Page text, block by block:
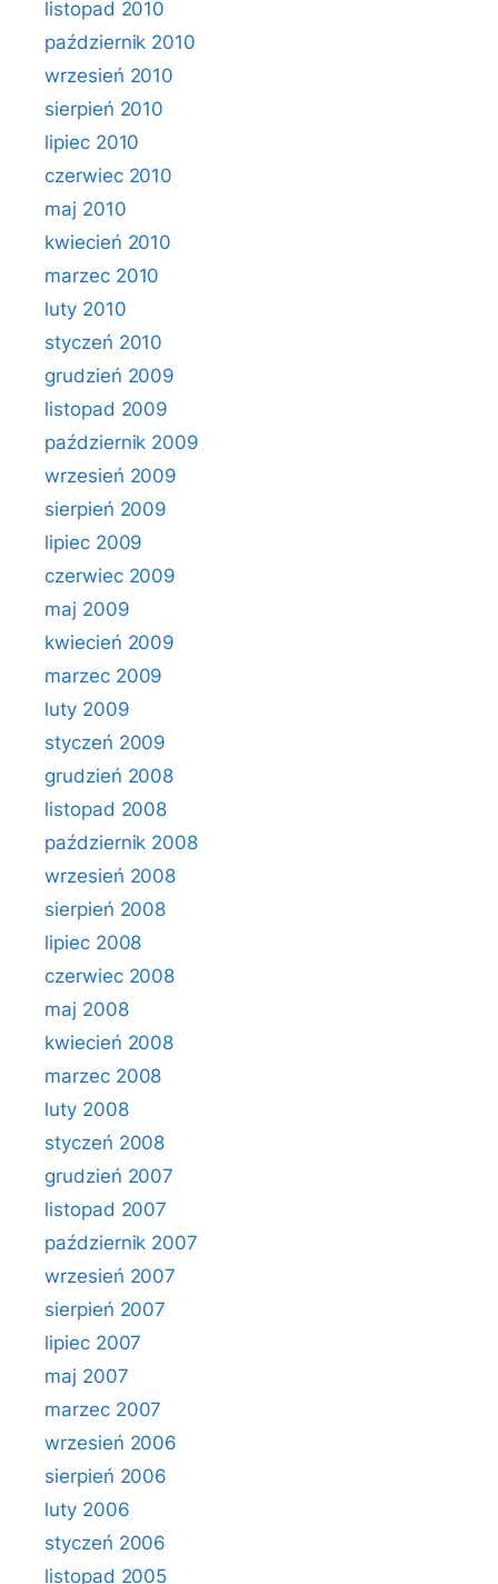
listopad 2010
październik 2010
wrzesień 2010
sierpień 2010
lipiec 2010
czerwiec 2010
maj 2010
kwiecień 2010
marzec 2010
luty 2010
styczeń 2010
grudzień 2009
listopad 2009
październik 2009
wrzesień 2009
sierpień 2009
lipiec 2009
czerwiec 2009
maj 2009
kwiecień 2009
marzec 2009
luty 2009
styczeń 2009
grudzień 2008
listopad 2008
październik 2008
wrzesień 2008
sierpień 2008
lipiec 2008
czerwiec 2008
maj 2008
kwiecień 2008
marzec 2008
luty 2008
styczeń 2008
grudzień 2007
listopad 2007
październik 2007
wrzesień 2007
sierpień 2007
lipiec 2007
maj 2007
marzec 2007
wrzesień 2006
sierpień 2006
luty 2006
styczeń 2006
listopad 2005